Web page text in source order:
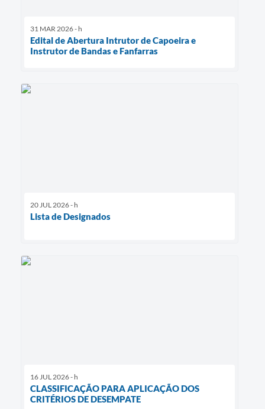
31 MAR 2026 - h
Edital de Abertura Intrutor de Capoeira e
Instrutor de Bandas e Fanfarras
20 JUL 2026 - h
Lista de Designados
16 JUL 2026 - h
CLASSIFICAÇÃO PARA APLICAÇÃO DOS
CRITÉRIOS DE DESEMPATE